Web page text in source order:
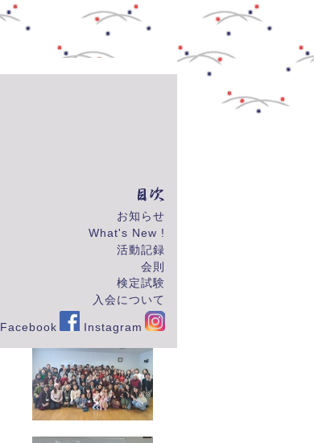
お知らせ
What's New !
活動記録
会則
検定試験
入会について
Facebook Instagram